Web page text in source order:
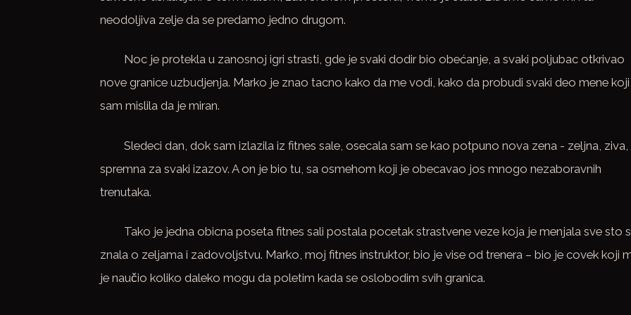
neodoljiva zelje da se predamo jedno drugom.
Noc je protekla u zanosnoj igri strasti, gde je svaki dodir bio obećanje, a svaki poljubac otkrivao
nove granice uzbudjenja. Marko je znao tacno kako da me vodi, kako da probudi svaki deo mene koji
sam mislila da je miran.
Sledeci dan, dok sam izlazila iz fitnes sale, osecala sam se kao potpuno nova zena - zeljna, ziva,
spremna za svaki izazov. A on je bio tu, sa osmehom koji je obecavao jos mnogo nezaboravnih
trenutaka.
Tako je jedna obicna poseta fitnes sali postala pocetak strastvene veze koja je menjala sve sto
znala o zeljama i zadovoljstvu. Marko, moj fitnes instruktor, bio je vise od trenera – bio je covek koji
je naučio koliko daleko mogu da poletim kada se oslobodim svih granica.